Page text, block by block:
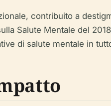
contribuito a
Salute Mentale del
di salute mentale in